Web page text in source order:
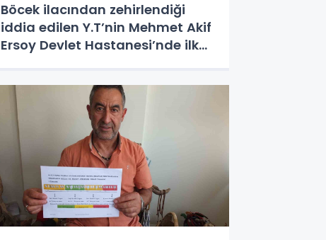
Böcek ilacından zehirlendiği
iddia edilen Y.T’nin Mehmet Akif
Ersoy Devlet Hastanesi’nde ilk
ortaya çıktı